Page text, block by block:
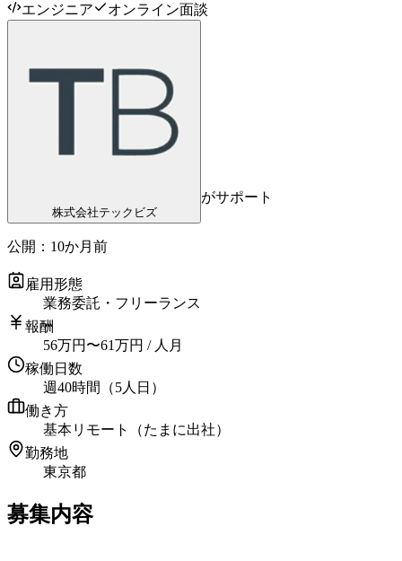
エンジニア オンライン面談
株式会社テックビズ
がサポート
公開： 10か月前
雇用形態
業務委託・フリーランス
報酬
56万円 〜61万円 / 人月
稼働日数
週40時間（5人日）
働き方
基本リモート（たまに出社）
勤務地
東京都
募集内容